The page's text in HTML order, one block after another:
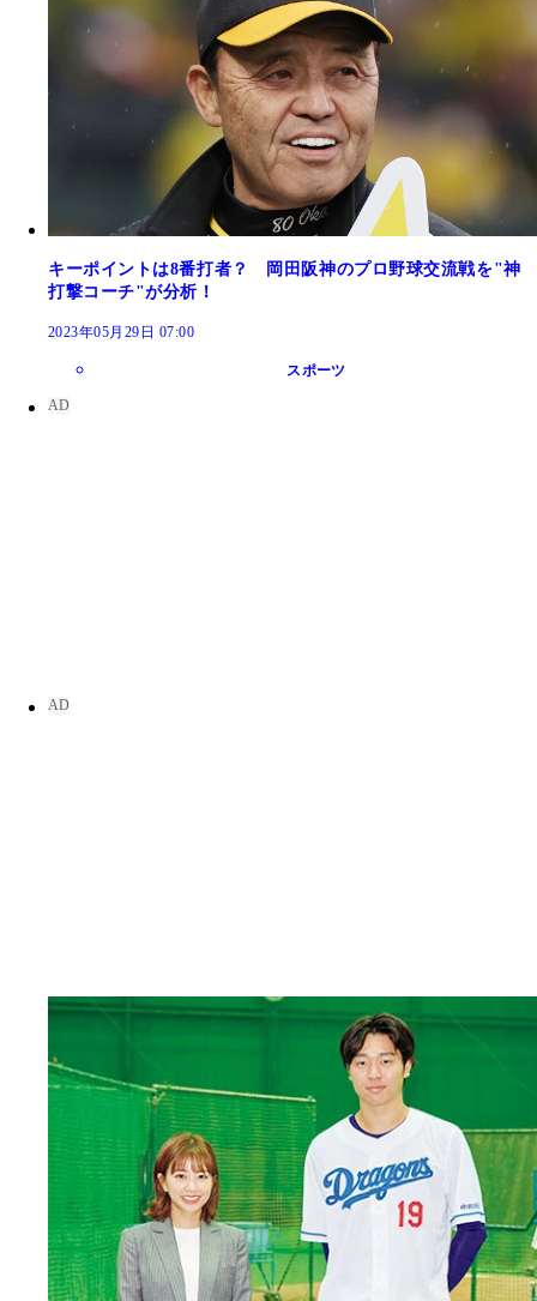
キーポイントは8番打者？ 岡田阪神のプロ野球交流戦を"神
打撃コーチ"が分析！
2023年05月29日 07:00
スポーツ